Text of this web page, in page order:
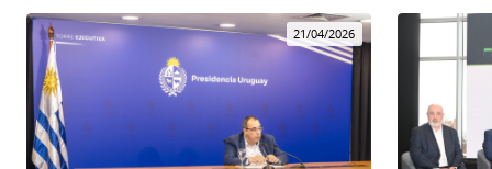
21/04/2026